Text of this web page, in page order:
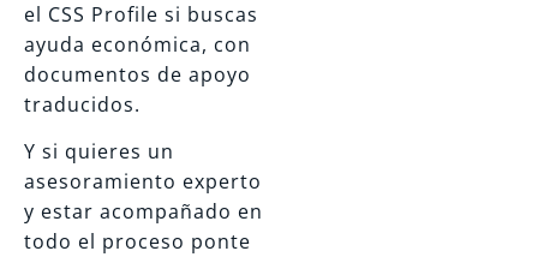
el CSS Profile si buscas
ayuda económica, con
documentos de apoyo
traducidos.
Y si quieres un
asesoramiento experto
y estar acompañado en
todo el proceso ponte